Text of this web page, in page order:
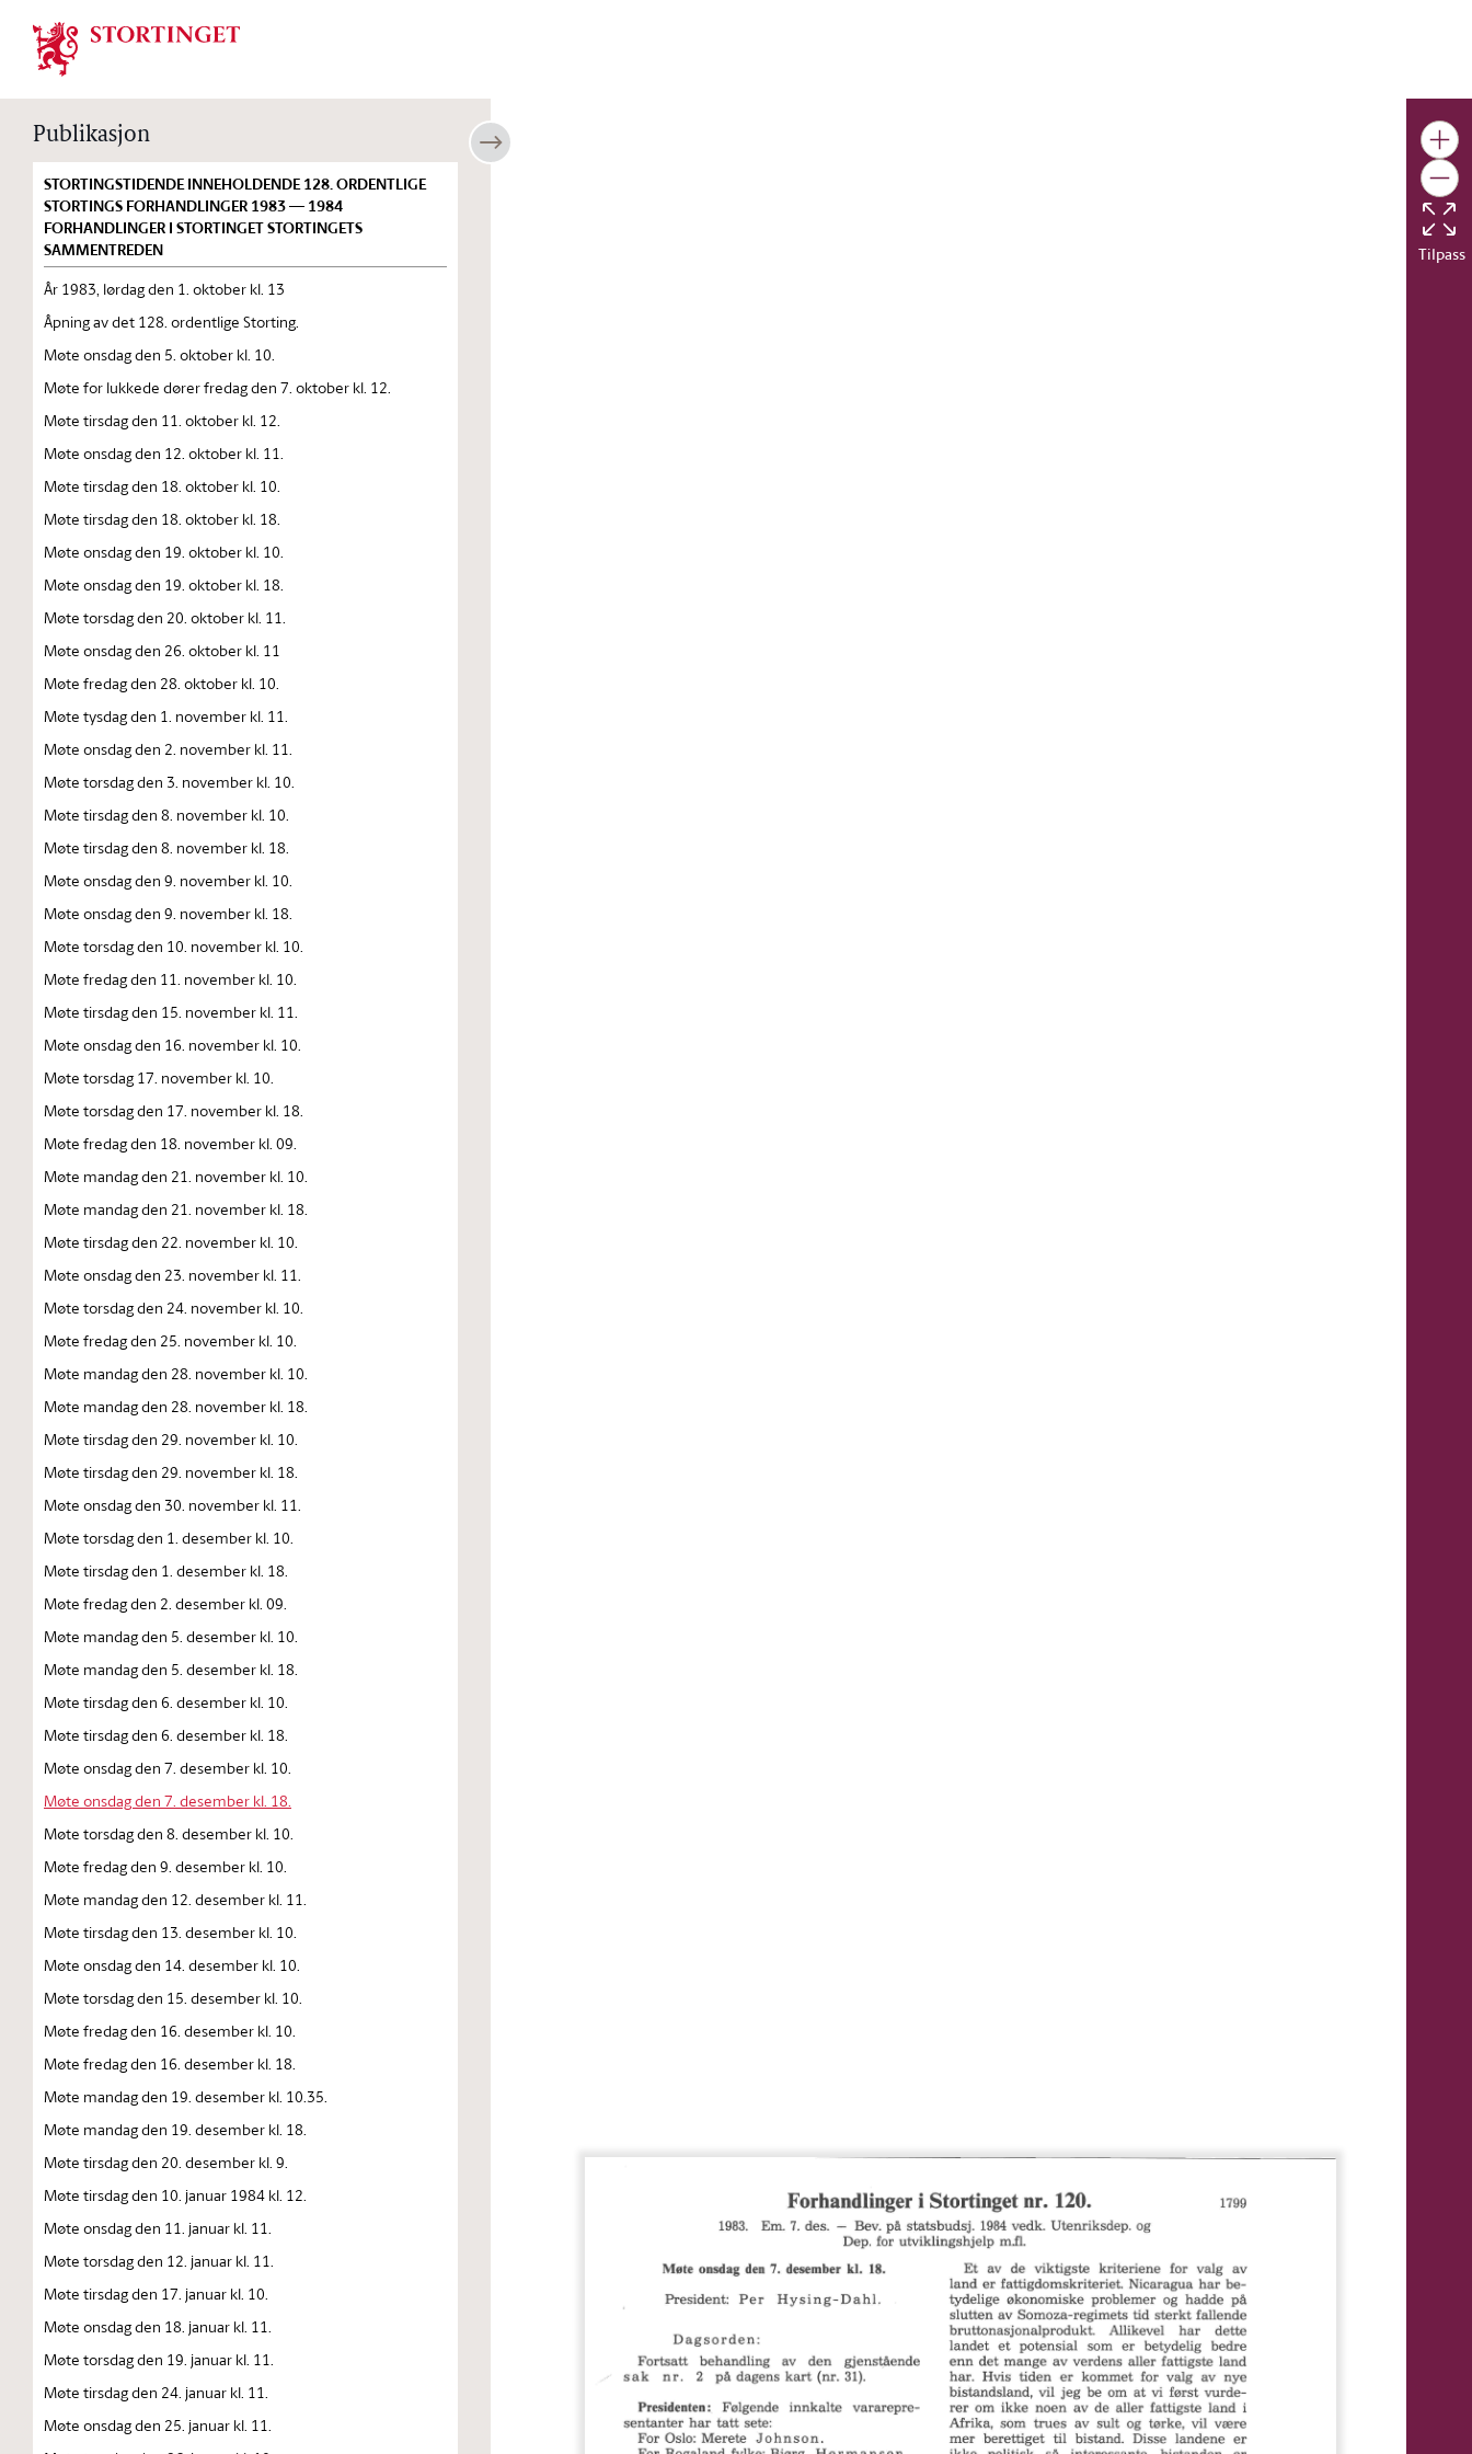
Stortinget.no
Publikasjon
STORTINGSTIDENDE INNEHOLDENDE 128. ORDENTLIGE
STORTINGS FORHANDLINGER 1983 — 1984
FORHANDLINGER I STORTINGET STORTINGETS
SAMMENTREDEN
År 1983, lørdag den 1. oktober kl. 13
Åpning av det 128. ordentlige Storting.
Møte onsdag den 5. oktober kl. 10.
Møte for lukkede dører fredag den 7. oktober kl. 12.
Møte tirsdag den 11. oktober kl. 12.
Møte onsdag den 12. oktober kl. 11.
Møte tirsdag den 18. oktober kl. 10.
Møte tirsdag den 18. oktober kl. 18.
Møte onsdag den 19. oktober kl. 10.
Møte onsdag den 19. oktober kl. 18.
Møte torsdag den 20. oktober kl. 11.
Møte onsdag den 26. oktober kl. 11
Møte fredag den 28. oktober kl. 10.
Møte tysdag den 1. november kl. 11.
Møte onsdag den 2. november kl. 11.
Møte torsdag den 3. november kl. 10.
Møte tirsdag den 8. november kl. 10.
Møte tirsdag den 8. november kl. 18.
Møte onsdag den 9. november kl. 10.
Møte onsdag den 9. november kl. 18.
Møte torsdag den 10. november kl. 10.
Møte fredag den 11. november kl. 10.
Møte tirsdag den 15. november kl. 11.
Møte onsdag den 16. november kl. 10.
Møte torsdag 17. november kl. 10.
Møte torsdag den 17. november kl. 18.
Møte fredag den 18. november kl. 09.
Møte mandag den 21. november kl. 10.
Møte mandag den 21. november kl. 18.
Møte tirsdag den 22. november kl. 10.
Møte onsdag den 23. november kl. 11.
Møte torsdag den 24. november kl. 10.
Møte fredag den 25. november kl. 10.
Møte mandag den 28. november kl. 10.
Møte mandag den 28. november kl. 18.
Møte tirsdag den 29. november kl. 10.
Møte tirsdag den 29. november kl. 18.
Møte onsdag den 30. november kl. 11.
Møte torsdag den 1. desember kl. 10.
Møte tirsdag den 1. desember kl. 18.
Møte fredag den 2. desember kl. 09.
Møte mandag den 5. desember kl. 10.
Møte mandag den 5. desember kl. 18.
Møte tirsdag den 6. desember kl. 10.
Møte tirsdag den 6. desember kl. 18.
Møte onsdag den 7. desember kl. 10.
Møte onsdag den 7. desember kl. 18.
Møte torsdag den 8. desember kl. 10.
Møte fredag den 9. desember kl. 10.
Møte mandag den 12. desember kl. 11.
Møte tirsdag den 13. desember kl. 10.
Møte onsdag den 14. desember kl. 10.
Møte torsdag den 15. desember kl. 10.
Møte fredag den 16. desember kl. 10.
Møte fredag den 16. desember kl. 18.
Møte mandag den 19. desember kl. 10.35.
Møte mandag den 19. desember kl. 18.
Møte tirsdag den 20. desember kl. 9.
Møte tirsdag den 10. januar 1984 kl. 12.
Møte onsdag den 11. januar kl. 11.
Møte torsdag den 12. januar kl. 11.
Møte tirsdag den 17. januar kl. 10.
Møte onsdag den 18. januar kl. 11.
Møte torsdag den 19. januar kl. 11.
Møte tirsdag den 24. januar kl. 11.
Møte onsdag den 25. januar kl. 11.